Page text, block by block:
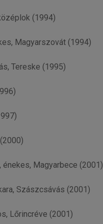
(1994)
Magyarszovát (1994)
Tereske (1995)
Magyarbece (2001)
Szászcsávás (2001)
Lőrincréve (2001)